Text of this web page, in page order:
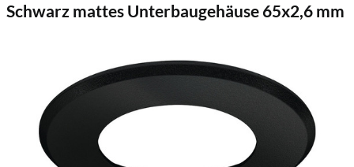
Schwarz mattes Unterbaugehäuse 65x2,6 mm